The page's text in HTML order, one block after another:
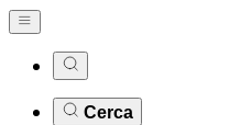
Cerca